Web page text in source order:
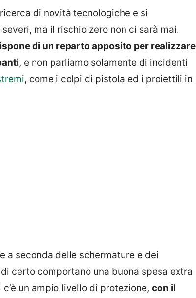
di novità tecnologiche e si
ma il rischio zero non ci sarà mai.
di un reparto apposito per realizzare
, e non parliamo solamente di incidenti
, come i colpi di pistola ed i proiettili in
a seconda delle schermature e dei
certo comportano una buona spesa extra
un ampio livello di protezione, con il